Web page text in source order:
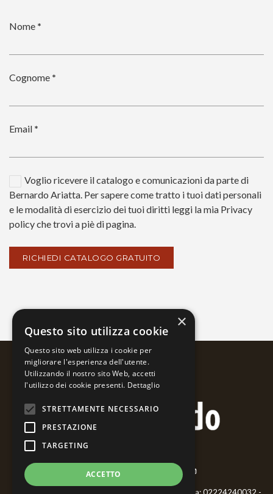
Nome *
Cognome *
Email *
Voglio ricevere il catalogo e comunicazioni da parte di
Bernardo Ariatta. Per sapere come tratto i tuoi dati personali
e le modalità di esercizio dei tuoi diritti leggi la mia Privacy
policy che trovi a piè di pagina.
×
Questo sito utilizza cookie
Questo sito web utilizza i cookie per
migliorare l'esperienza dell'utente.
Utilizzando il nostro sito Web, accetti
l'utilizzo dei cookie presenti. Dettaglio
STRETTAMENTE NECESSARIO
PRESTAZIONE
TARGETING
ACCETTO